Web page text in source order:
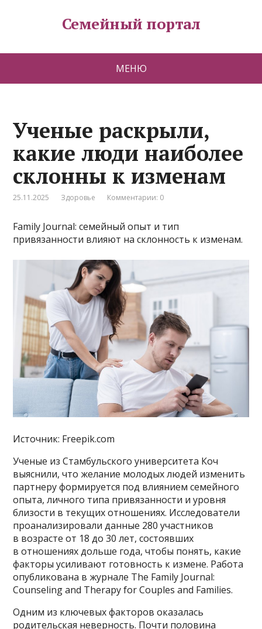
Семейный портал
МЕНЮ
Ученые раскрыли,
какие люди наиболее
склонны к изменам
25.11.2025 Здоровье Комментарии: 0
Family Journal: семейный опыт и тип
привязанности влияют на склонность к изменам.
Источник: Freepik.com
Ученые из Стамбульского университета Коч
выяснили, что желание молодых людей изменить
партнеру формируется под влиянием семейного
опыта, личного типа привязанности и уровня
близости в текущих отношениях. Исследователи
проанализировали данные 280 участников
в возрасте от 18 до 30 лет, состоявших
в отношениях дольше года, чтобы понять, какие
факторы усиливают готовность к измене. Работа
опубликована в журнале The Family Journal:
Counseling and Therapy for Couples and Families.
Одним из ключевых факторов оказалась
родительская неверность. Почти половина